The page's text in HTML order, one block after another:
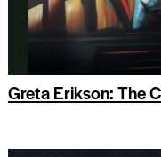
Greta Erikson: The